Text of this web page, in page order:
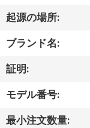
わ
た
し
た
起源の場所:
ブランド名:
証明:
モデル番号:
最小注文数量: